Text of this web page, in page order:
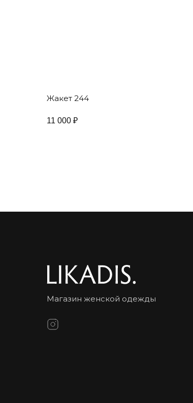
Жакет 244
11 000 ₽
Магазин женской одежды